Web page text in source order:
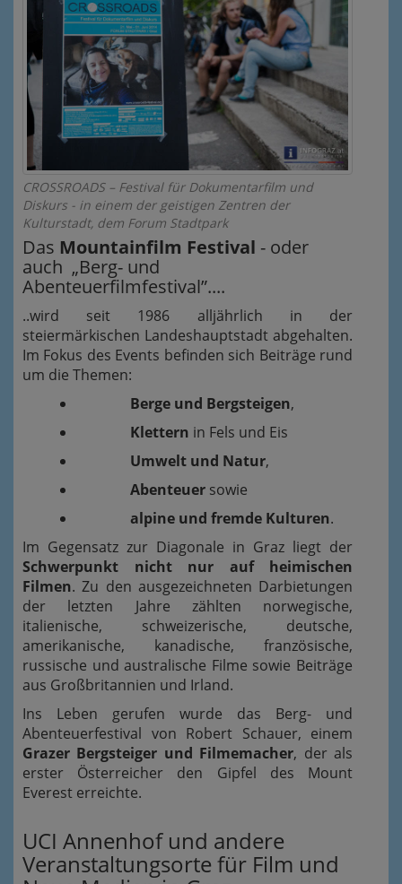
CROSSROADS – Festival für Dokumentarfilm und
Diskurs - in einem der geistigen Zentren der
Kulturstadt, dem Forum Stadtpark
Das Mountainfilm Festival - oder
auch „Berg- und
Abenteuerfilmfestival”....
..wird seit 1986 alljährlich in der
steiermärkischen Landeshauptstadt abgehalten.
Im Fokus des Events befinden sich Beiträge rund
um die Themen:
Berge und Bergsteigen,
Klettern in Fels und Eis
Umwelt und Natur,
Abenteuer sowie
alpine und fremde Kulturen.
Im Gegensatz zur Diagonale in Graz liegt der
Schwerpunkt nicht nur auf heimischen
Filmen. Zu den ausgezeichneten Darbietungen
der letzten Jahre zählten norwegische,
italienische, schweizerische, deutsche,
amerikanische, kanadische, französische,
russische und australische Filme sowie Beiträge
aus Großbritannien und Irland.
Ins Leben gerufen wurde das Berg- und
Abenteuerfestival von Robert Schauer, einem
Grazer Bergsteiger und Filmemacher, der als
erster Österreicher den Gipfel des Mount
Everest erreichte.
UCI Annenhof und andere
Veranstaltungsorte für Film und